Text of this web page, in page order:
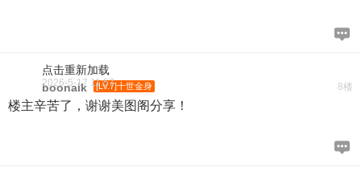
点击重新加载
8楼
boonaik [LV.7]十世金身
2026-5-17 11:57
楼主辛苦了，谢谢美图阁分享！